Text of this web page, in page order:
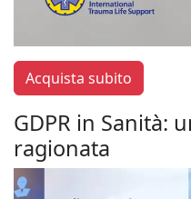
Acquista subito
GDPR in Sanità:
ragionata